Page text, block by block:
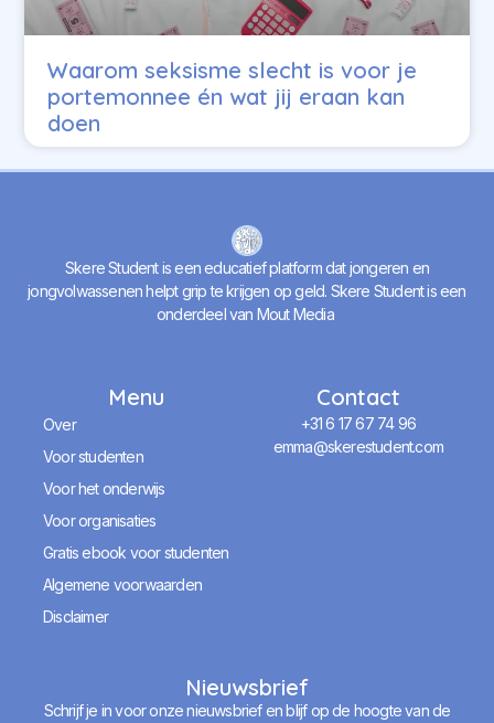
Waarom seksisme slecht is voor je
portemonnee én wat jij eraan kan
doen
Skere Student is een educatief platform dat jongeren en
jongvolwassenen helpt grip te krijgen op geld. Skere Student is een
onderdeel van Mout Media
Menu
Over
Voor studenten
Voor het onderwijs
Voor organisaties
Gratis ebook voor studenten
Algemene voorwaarden
Disclaimer
Contact
+31 6 17 67 74 96
emma@skerestudent.com
Nieuwsbrief
Schrijf je in voor onze nieuwsbrief en blijf op de hoogte van de